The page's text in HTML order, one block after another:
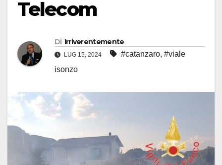
Telecom
Di Irriverentemente
LUG 15, 2024 #catanzaro, #viale
isonzo